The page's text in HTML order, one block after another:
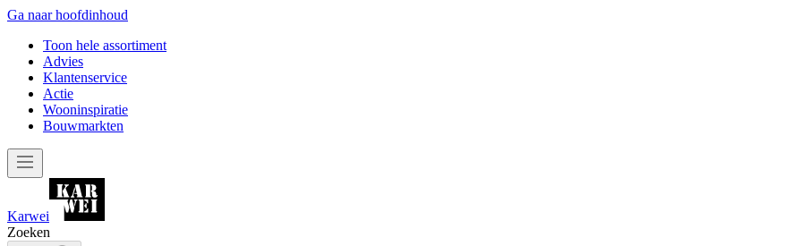
Ga naar hoofdinhoud
Toon hele assortiment
Advies
Klantenservice
Actie
Wooninspiratie
Bouwmarkten
Karwei
Zoeken